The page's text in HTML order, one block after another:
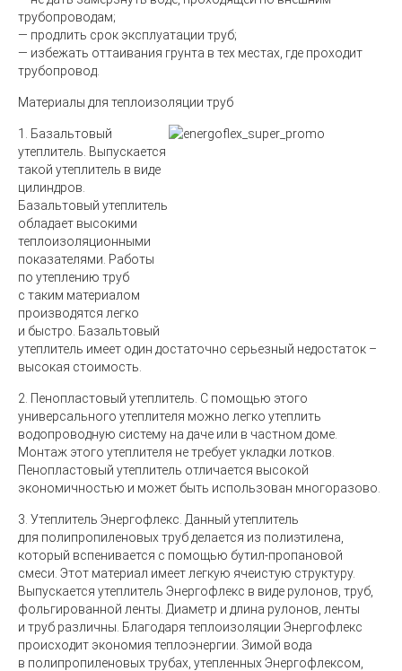
трубопроводам;
— продлить срок эксплуатации труб;
— избежать оттаивания грунта в тех местах, где проходит
трубопровод.
Материалы для теплоизоляции труб
1.
Базальтовый
утеплитель . Выпускается
такой утеплитель в виде
цилиндров.
Базальтовый утеплитель
обладает высокими
теплоизоляционными
показателями. Работы
по утеплению труб
с таким материалом
производятся легко
и быстро. Базальтовый
утеплитель имеет один достаточно серьезный недостаток –
высокая стоимость.
2. Пенопластовый утеплитель . С помощью этого
универсального утеплителя можно легко утеплить
водопроводную систему на даче или в частном доме.
Монтаж этого утеплителя не требует укладки лотков.
Пенопластовый утеплитель отличается высокой
экономичностью и может быть использован многоразово.
3. Утеплитель Энергофлекс . Данный утеплитель
для полипропиленовых труб делается из полиэтилена,
который вспенивается с помощью бутил-пропановой
смеси. Этот материал имеет легкую ячеистую структуру.
Выпускается утеплитель Энергофлекс в виде рулонов, труб,
фольгированной ленты. Диаметр и длина рулонов, ленты
и труб различны. Благодаря теплоизоляции Энергофлекс
происходит экономия теплоэнергии. Зимой вода
в полипропиленовых трубах, утепленных Энергофлексом,